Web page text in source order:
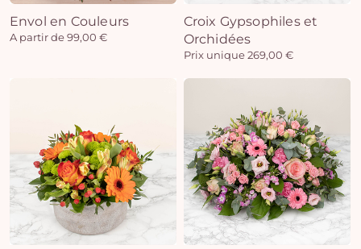
Envol en Couleurs
A partir de 99,00 €
Croix Gypsophiles et
Orchidées
Prix unique 269,00 €